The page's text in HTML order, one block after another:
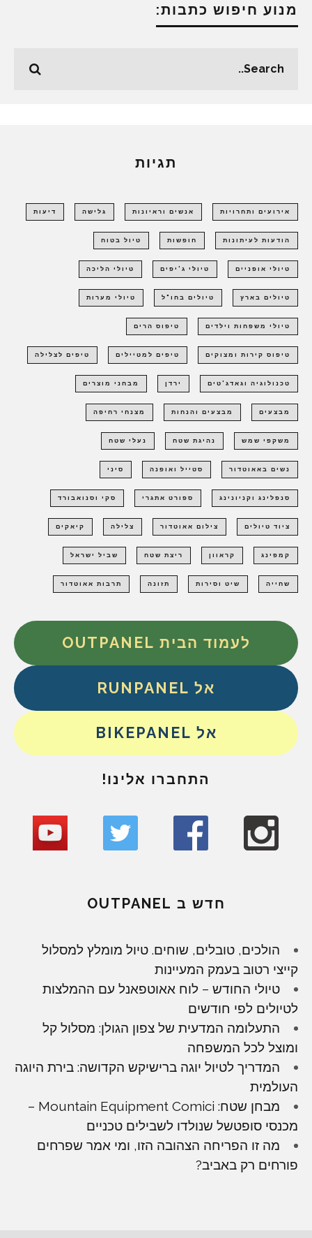
מנוע חיפוש כתבות:
תגיות
אירועים ותחרויות אנשים וראיונות גלישה דיעות
הודעות לעיתונות חופשות טיול בטוח
טיולי אופניים טיולי ג'יפים טיולי הליכה
טיולים בארץ טיולים בחו"ל טיולי מערות
טיולי משפחות וילדים טיפוס הרים
טיפוס קירות ומצוקים טיפים למטיילים טיפים לצלילה
טכנולוגיה וגאדג'טים ירדן מבחני מוצרים
מבצעים מבצעים והנחות מצנחי רחיפה
משקפי שמש נהיגת שטח נעלי שטח
נשים באאוטדור סטייל ואופנה סיני
סנפלינג וקניונינג ספורט אתגרי סקי וסנואבורד
ציוד טיולים צילום אאוטדור צלילה קיאקים
קמפינג קראוון ריצת שטח שביל ישראל
שחייה שיט וסירות תזונה תרבות אאוטדור
לעמוד הבית OUTPANEL
אל RUNPANEL
אל BIKEPANEL
התחברו אלינו!
חדש ב OUTPANEL
הולכים, טובלים, שוחים. טיול מומלץ למסלול
קייצי רטוב בעמק המעיינות
טיולי החודש – לוח אאוטפאנל עם ההמלצות
לטיולים לפי חודשים
התעלומה המדעית של צפון הגולן: מסלול קל
ומוצל לכל המשפחה
המדריך לטיול יוגה ברישיקש הקדושה: בירת היוגה
העולמית
מבחן שטח: Mountain Equipment Comici –
מכנסי סופטשל שנולדו לשבילים טכניים
מה זו הפריחה הצהובה הזו, ומי אמר שפרחים
פורחים רק באביב?